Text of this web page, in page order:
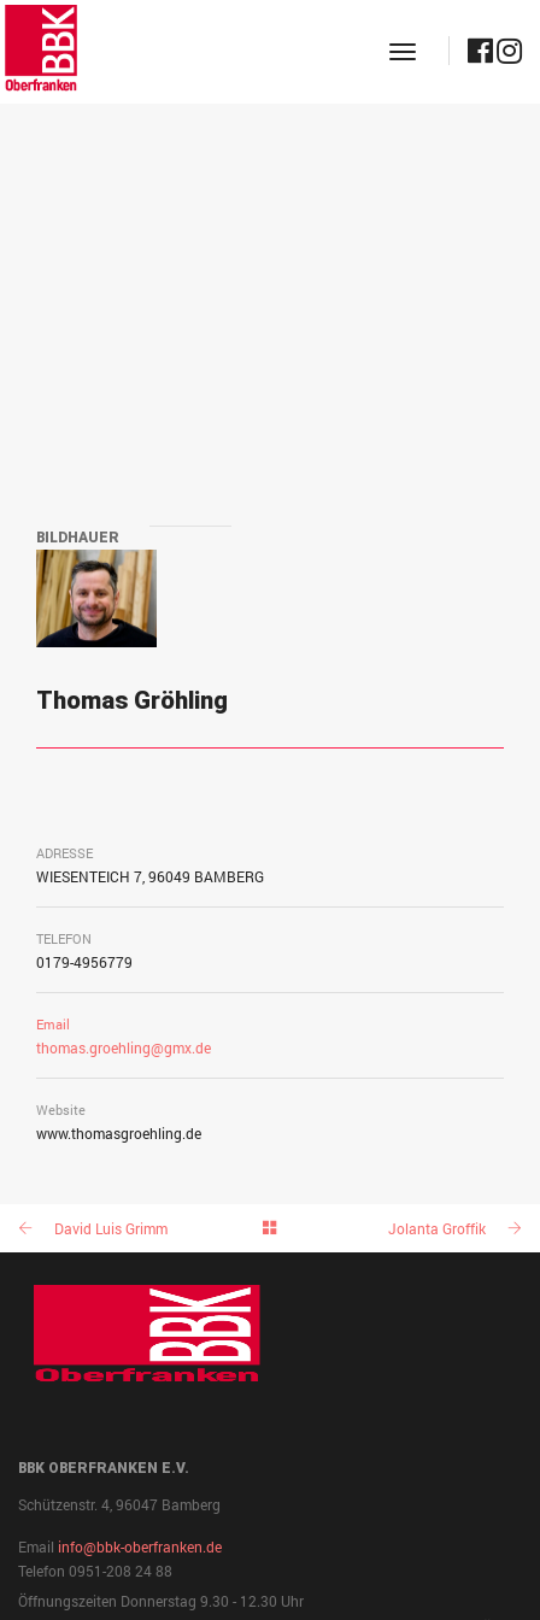
toggle
BILDHAUER
Thomas Gröhling
ADRESSE
WIESENTEICH 7, 96049 BAMBERG
TELEFON
0179-4956779
Email
thomas.groehling@gmx.de
Website
www.thomasgroehling.de
David Luis Grimm Jolanta Groffik
BBK OBERFRANKEN E.V.
Schützenstr. 4, 96047 Bamberg
Email info@bbk-oberfranken.de
Telefon 0951-208 24 88
Öffnungszeiten Donnerstag 9.30 - 12.30 Uhr